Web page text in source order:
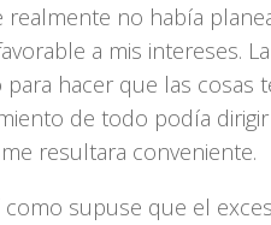
realmente no había
a mis intereses.
para hacer que las cosas
de todo podía
resultara conveniente.
como supuse que el